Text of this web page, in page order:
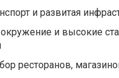
и развитая
и высокие
ресторанов,